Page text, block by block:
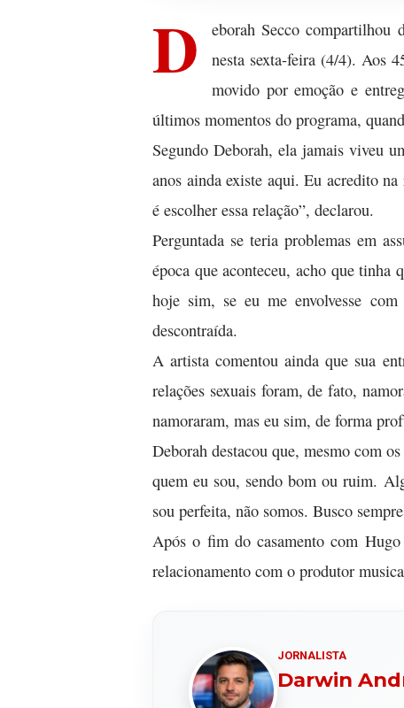
D
eborah Secco compartilhou
nesta sexta-feira (4/4). Aos
movido por emoção e
últimos momentos do programa,
Segundo Deborah, ela jamais viveu
anos ainda existe aqui. Eu acredito
é escolher essa relação”, declarou.
Perguntada se teria problemas em
época que aconteceu, acho que tinha
hoje sim, se eu me envolvesse
descontraída.
A artista comentou ainda que sua
relações sexuais foram, de fato,
namoraram, mas eu sim, de forma
Deborah destacou que, mesmo com
quem eu sou, sendo bom ou ruim.
sou perfeita, não somos. Busco
Após o fim do casamento com
relacionamento com o produtor
JORNALISTA
Darwin